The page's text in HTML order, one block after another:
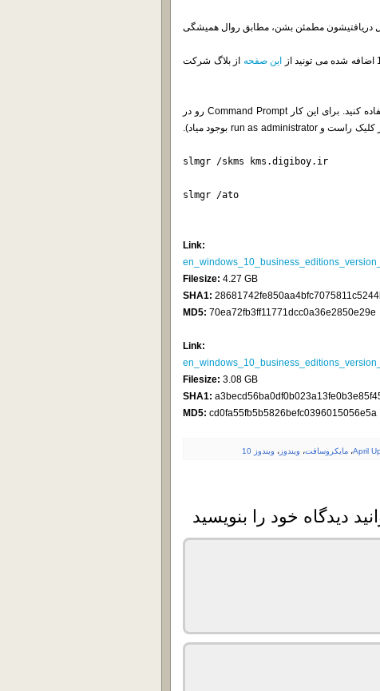
دریافتیشون مطمئن بشن، مطابق روال همیشگی
این صفحه از بلاگ شرکت
برای فعال سازی این ویندوز می تونید از سرور kms ما استفاده کنید. برای این کار Command Prompt رو در
حالت Elevated Privilege اجرا کنید (همون حالتی که با استفاده از کلیک راست و run as administrator بوجود میاد).
slmgr /skms kms.digiboy.ir
slmgr /ato
Link:
Filesize: 4.27 GB
SHA1:
MD5: 70ea72fb3ff11771dcc0a36e2850e29e
Link:
Filesize: 3.08 GB
SHA1:
MD5: cd0fa55fb5b5826befc0396015056e5a
April، مایکروسافت، ویندوز ، ویندوز 10